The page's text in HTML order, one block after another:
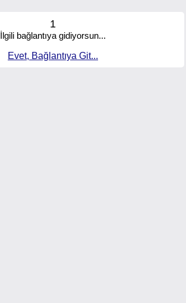
1
İlgili bağlantıya gidiyorsun...
Evet, Bağlantıya Git...